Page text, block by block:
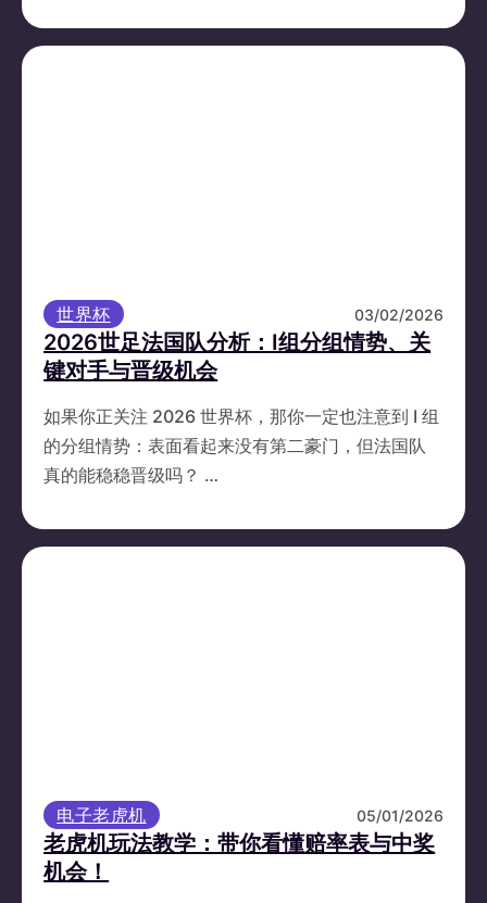
世界杯 03/02/2026
2026世足法国队分析：I组分组情势、关
键对手与晋级机会
如果你正关注 2026 世界杯，那你一定也注意到 I 组
的分组情势：表面看起来没有第二豪门，但法国队
真的能稳稳晋级吗？ …
电子老虎机 05/01/2026
老虎机玩法教学：带你看懂赔率表与中奖
机会！